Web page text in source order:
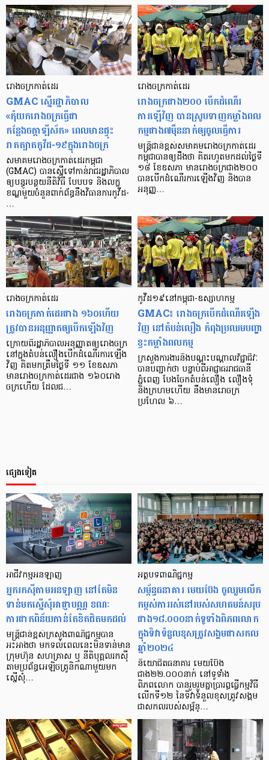
រោងចក្រកាត់ដេរ
GMAC ស្នើរដ្ឋាភិបាល
«កុំយករោងចក្រធ្វើជា
កន្លែងចត្តាឡីស័ក» ពេលមានផ្ទុះ
រាតត្បាតកូវីដ-១៩ក្នុងរោងចក្រ
សមាគមរោងចក្រកាត់ដេរកម្ពុជា
(GMAC) បានស្នើទៅកាន់រាជរដ្ឋាភិបាល
ឲ្យបន្ធូរបន្ថយនីតិវិធី បែបបទ និងលក្ខ
ខណ្ឌមួយចំនួនពាក់ព័ន្ធនឹងវិធានការកូវីដ-
…
រោងចក្រកាត់ដេរ
រោងចក្រជាង២០០ បើកដំណើរ
ការឡើវិញ បានស្រូបទាញកម្លាំងពល
កម្មជាង៧ម៉ឺននាក់ឲ្យចូលធ្វើការ
មន្ត្រីជាន់ខ្ពស់សមាគមរោងចក្រកាត់ដេរ
កម្ពុជាបានឲ្យដឹងថា គិតរហូតមកដល់ថ្ងៃទី
១៨ ខែឧសភា មានរោងចក្រជាង២០០
បានបើកដំណើរការឡើងវិញ និងបាន
អនុញ្ញ…
រោងចក្រកាត់ដេរ
រោងចក្រកាត់ដេរជាង ១៦០ហើយ
ត្រូវបានអនុញ្ញាតឲ្យបើកឡើងវិញ
ក្រោយពីរដ្ឋាភិបាលអនុញ្ញាតឲ្យរោងចក្រ
នៅក្នុងតំបន់លឿងបើកដំណើរការឡើង
វិញ គិតមកត្រឹមថ្ងៃទី ១១ ខែឧសភា
មានរោងចក្រកាត់ដេរជាង ១៦០រោង
ចក្រហើយ ដែលជ…
កូវីដ១៩នៅកម្ពុជា-ឧស្សាហកម្ម
GMAC៖ រោងចក្របើកដំណើរឡើង
វិញ នៅតំបន់លឿង កំពុងប្រឈមបញ្ហា
ខ្វះកម្លាំងពលកម្ម
ក្រសួងការងារនិងបណ្តុះបណ្តាលវិជ្ជាជីវៈ
បានបញ្ជាក់ថា បន្ទាប់ពីអាជ្ញាធររាជធានី
ភ្នំពេញ បែងចែកតំបន់លឿង លឿងទុំ
និងក្រហមហើយ នឹងមានរោចក្រ
ប្រហែល ៦…
ផ្សេងទៀត
អាជីវកម្មអនឡាញ
អ្នករកស៊ីតាមអនឡាញ នៅតែមិន
ទាន់មកស្នើសុំអាជ្ញាបណ្ណ ខណៈ
ការផាកពិន័យកាន់តែខិតជិតមកដល់
មន្ត្រីជាន់ខ្ពស់ក្រសួងពាណិជ្ជកម្មបាន
អះអាងថា មកទល់ពេលនេះមិនទាន់មាន
ក្រុមហ៊ុន សហគ្រាស ឬ នីតិបុគ្គលរកស៊ី
តាមប្រព័ន្ធអេឡិចត្រូនិកណាមួយមក
ស្នើសុំ…
អត្ថបទពាណិជ្ជកម្ម
សម្ព័ន្ធធនាគារ មេយប៊ែង ចូលរួមលើក
កម្ពស់ការរស់នៅរបស់សហគមន៍សរុប
ជាង១៨.០០០នាក់ទូទាំងពិភពលោក
ក្នុងទិវាទំនួលខុសត្រូវសង្គមជាសកល
ឆ្នាំ២០២៤
និយោជិតធនាគារ មេយប៊ែង
ជាង២២.០០០នាក់ នៅទូទាំង
ពិភពលោក បានរួមរួមគ្នាប្រារព្ធធ្វើកម្មវិធី
លើកទី១២ នៃទិវាទំនួលខុសត្រូវសង្គម
ជាសកលរបស់សម្ព័ន្…